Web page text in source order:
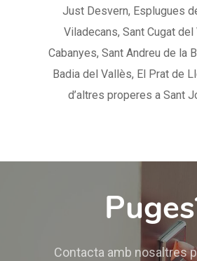
Just Desvern, Esplugues
Viladecans, Sant Cugat
Cabanyes, Sant Andreu de la
Badia del Vallès, El Prat de
d’altres properes a Sant
Contacta amb nosaltres